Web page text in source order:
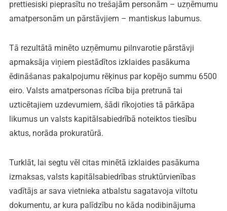
prettiesiski pieprasītu no trešajām personām – uzņēmumu
amatpersonām un pārstāvjiem – mantiskus labumus.
Tā rezultātā minēto uzņēmumu pilnvarotie pārstāvji
apmaksāja viņiem piestādītos izklaides pasākuma
ēdināšanas pakalpojumu rēķinus par kopējo summu 6500
eiro. Valsts amatpersonas rīcība bija pretrunā tai
uzticētajiem uzdevumiem, šādi rīkojoties tā pārkāpa
likumus un valsts kapitālsabiedrībā noteiktos tiesību
aktus, norāda prokuratūrā.
Turklāt, lai segtu vēl citas minētā izklaides pasākuma
izmaksas, valsts kapitālsabiedrības struktūrvienības
vadītājs ar sava vietnieka atbalstu sagatavoja viltotu
dokumentu, ar kura palīdzību no kāda nodibinājuma